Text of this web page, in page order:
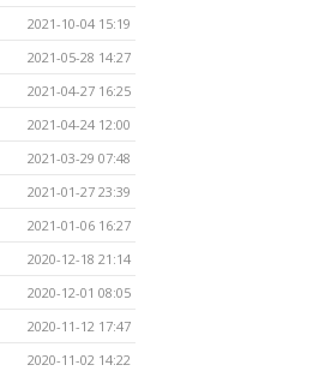
2021-10-04 15:19
2021-05-28 14:27
2021-04-27 16:25
2021-04-24 12:00
2021-03-29 07:48
2021-01-27 23:39
2021-01-06 16:27
2020-12-18 21:14
2020-12-01 08:05
2020-11-12 17:47
2020-11-02 14:22